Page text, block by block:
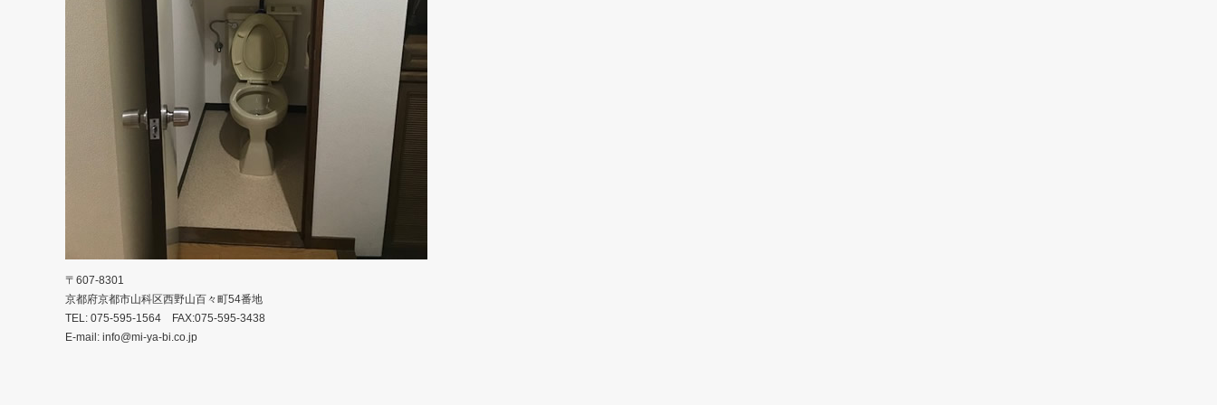
〒607-8301
京都府京都市山科区西野山百々町54番地
TEL: 075-595-1564 FAX:075-595-3438
E-mail: info@mi-ya-bi.co.jp